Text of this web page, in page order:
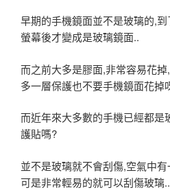
早期的手機鏡面並不是玻璃的,
螢幕後才變成是玻璃鏡面..
而之前大多是膠面,非常容易花
多一層保護也不要手機鏡面花掉
而近年來大多數的手機已經都
護貼嗎?
並不是玻璃就不會刮傷,空氣中
可是非常輕易的就可以刮傷玻璃..